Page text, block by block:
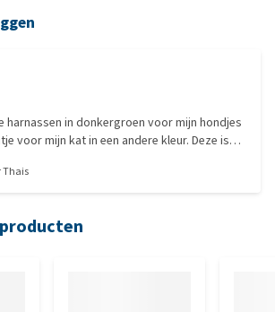
harnassen in donkergroen voor mijn hondjes
voor mijn kat in een andere kleur. Deze is
Thais